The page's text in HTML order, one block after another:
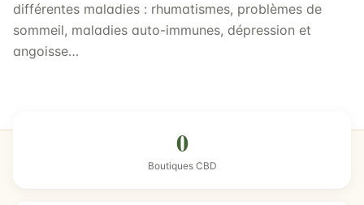
différentes maladies : rhumatismes, problèmes de
sommeil, maladies auto-immunes, dépression et
angoisse…
0
Boutiques CBD